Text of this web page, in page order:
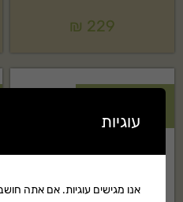
₪ 229
עוגיות
אנו מגישים עוגיות. אם אתה